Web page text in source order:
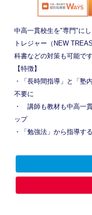
中高一貫校生を"専門"に
トレジャー（NEW
科書などの対策も可能です
【特徴】
・「長時間指導」と「塾
不要に
・ 講師も教材も中高一
ップ
・「勉強法」から指導す